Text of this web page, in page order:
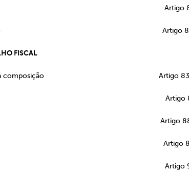
competência Artigo
funcionamento Artigo
FISCAL
e da composição Artigo 83
eleição Artigo
requisitos Artigo
destituição Artigo
competência Artigo